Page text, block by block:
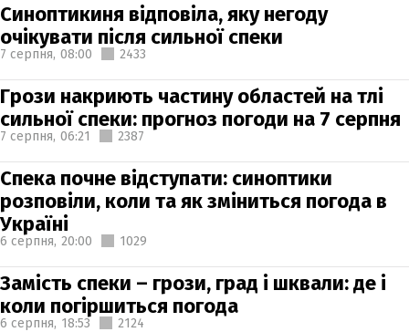
Синоптикиня відповіла, яку негоду
очікувати після сильної спеки
7 серпня, 08:00 2433
Грози накриють частину областей на тлі
сильної спеки: прогноз погоди на 7 серпня
7 серпня, 06:21 2387
Спека почне відступати: синоптики
розповіли, коли та як зміниться погода в
Україні
6 серпня, 20:00 1029
Замість спеки – грози, град і шквали: де і
коли погіршиться погода
6 серпня, 18:53 2124